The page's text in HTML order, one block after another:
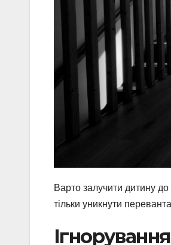
Варто залучити дитину
тільки уникнути